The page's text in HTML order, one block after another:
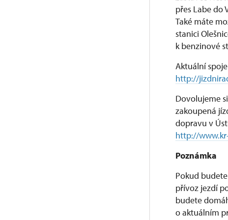
přes Labe do
Také máte
stanici
k benzinové
Aktuální
http://
Dovolujeme
zakoupená
dopravu v
http://
Poznámka
Pokud
přívoz jezdí
budete
o aktuálním